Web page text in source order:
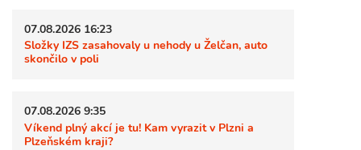
07.08.2026 16:23
Složky IZS zasahovaly u nehody u Želčan, auto
skončilo v poli
07.08.2026 9:35
Víkend plný akcí je tu! Kam vyrazit v Plzni a
Plzeňském kraji?